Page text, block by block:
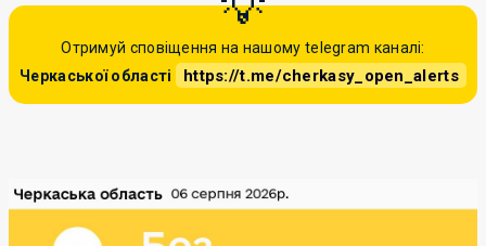
Отримуй сповіщення на нашому telegram каналі:
Черкаської області
https://t.me/cherkasy_open_alerts